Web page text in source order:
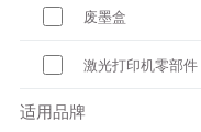
废墨盒
激光打印机零部件
适用品牌